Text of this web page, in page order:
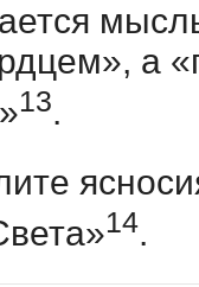
а
13.
14.